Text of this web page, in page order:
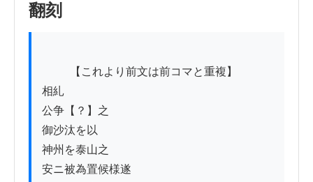
翻刻
相糺
公争【？】之
御沙汰を以
神州を泰山之
安ニ被為置候様遂